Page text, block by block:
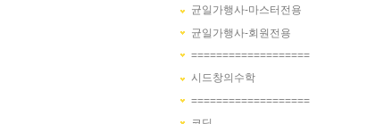
균일가행사-마스터전용
균일가행사-회원전용
===================
시드창의수학
===================